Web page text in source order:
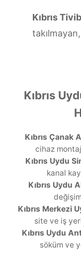
Kıbrıs
Kıbrıs
Kıbrıs Çanak
cihaz
Kıbrıs Uydu
kanal
Kıbrıs Uydu
Kıbrıs Merkezi
site ve iş
Kıbrıs Uydu
söküm ve